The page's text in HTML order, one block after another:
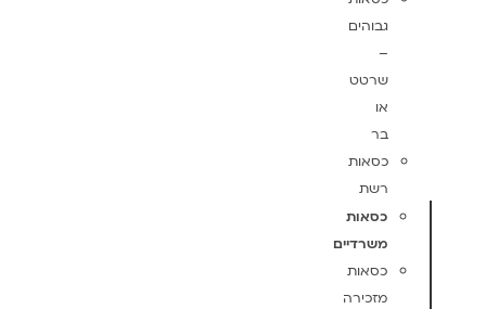
גבוהים
–
שרטט
או
בר
כסאות
רשת
כסאות
משרדיים
כסאות
מזכירה